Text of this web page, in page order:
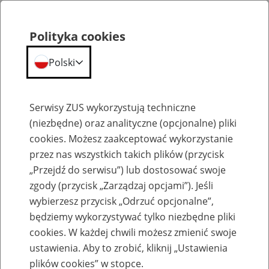
Emerytury
Baza zlikwidowanych lub
przekształconych zakładów pracy
Polityka cookies
Polski
Serwisy ZUS wykorzystują techniczne
(niezbędne) oraz analityczne (opcjonalne) pliki
cookies. Możesz zaakceptować wykorzystanie
przez nas wszystkich takich plików (przycisk
„Przejdź do serwisu”) lub dostosować swoje
zgody (przycisk „Zarządzaj opcjami”). Jeśli
wybierzesz przycisk „Odrzuć opcjonalne”,
będziemy wykorzystywać tylko niezbędne pliki
cookies. W każdej chwili możesz zmienić swoje
ustawienia. Aby to zrobić, kliknij „Ustawienia
plików cookies” w stopce.